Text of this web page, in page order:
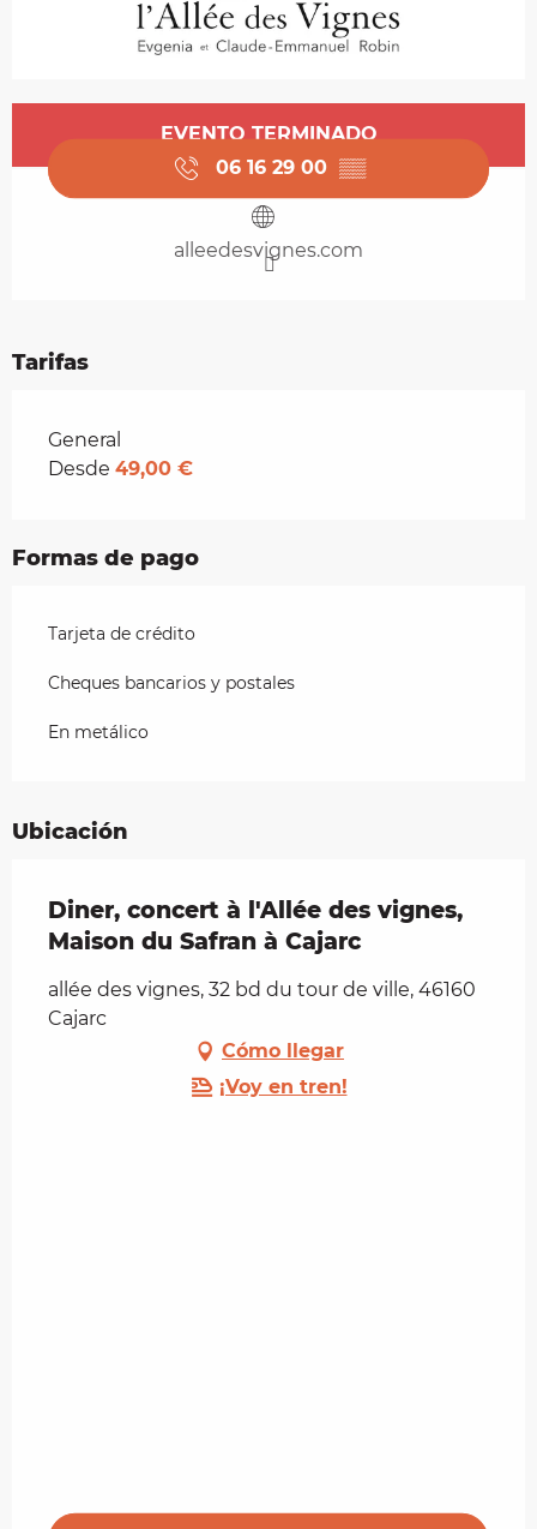
Horarios y datos de contacto
EVENTO TERMINADO
06 16 29 00 ▒▒
alleedesvignes.com
Tarifas
Tarifas 2026
General
Desde 49,00 €
Formas de pago
Tarjeta de crédito
Cheques bancarios y postales
En metálico
Ubicación
Diner, concert à l'Allée des vignes,
Maison du Safran à Cajarc
allée des vignes, 32 bd du tour de ville, 46160
Cajarc
Cómo llegar
¡Voy en tren!